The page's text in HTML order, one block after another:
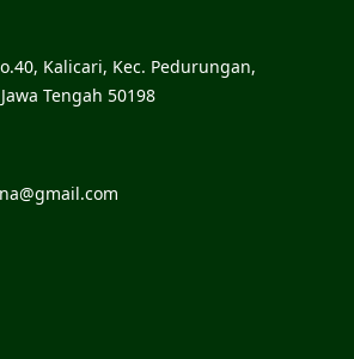
Kalicari, Kec. Pedurungan,
Tengah 50198